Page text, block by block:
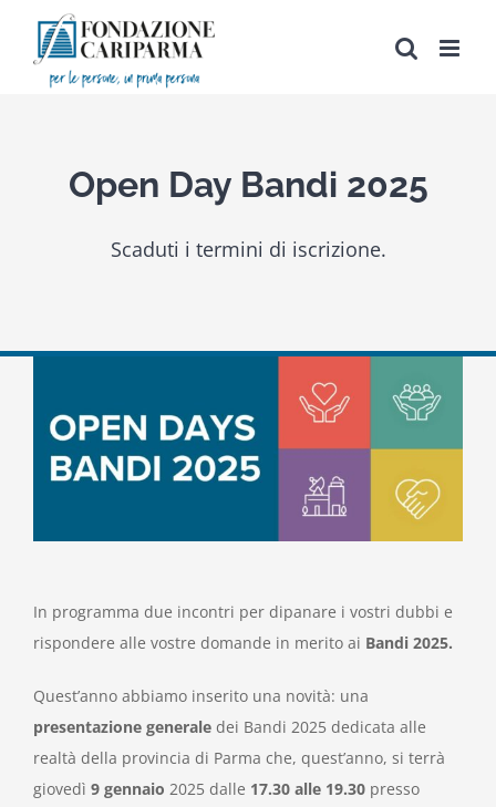
contenuto
Open Day Bandi 2025
Scaduti i termini di iscrizione.
In programma due incontri per dipanare i vostri dubbi e
rispondere alle vostre domande in merito ai Bandi 2025.
Quest’anno abbiamo inserito una novità: una
presentazione generaledei Bandi 2025 dedicata alle
realtà della provincia di Parma che, quest’anno, si terrà
giovedì 9 gennaio 2025 dalle 17.30 alle 19.30presso